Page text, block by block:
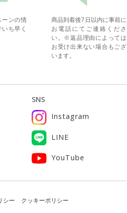
ンの情
ち早く
商品到着後7日以内に事前に
お電話にてご連絡くださ
い。※返品理由によっては
お受け出来ない場合もござ
います。
SNS
Instagram
LINE
YouTube
シー クッキーポリシー